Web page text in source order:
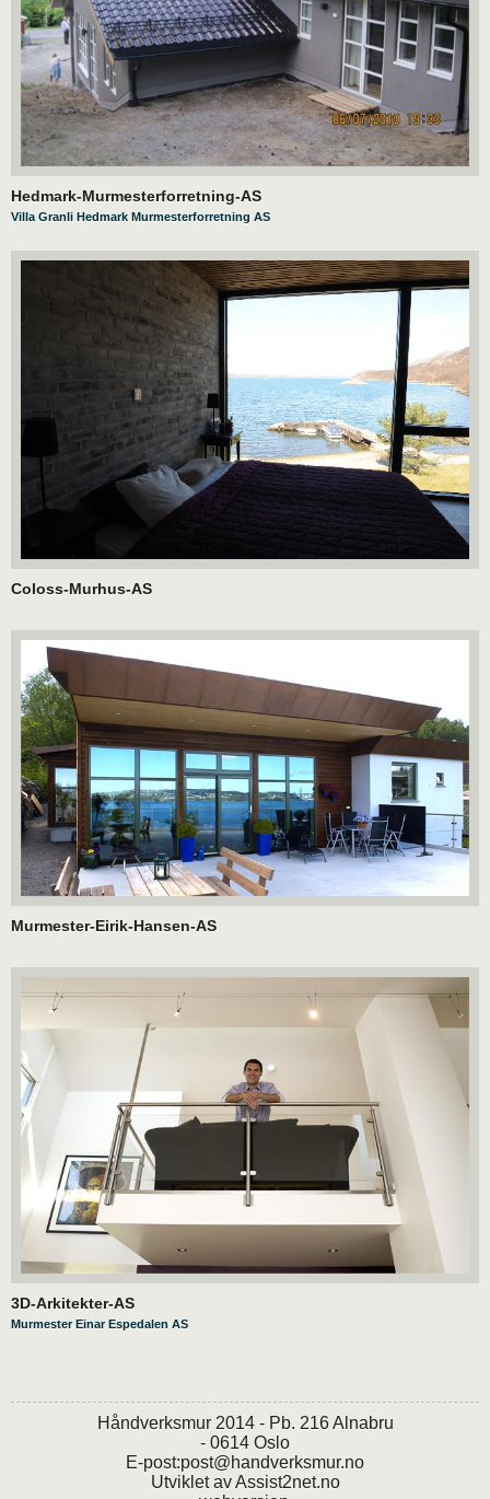
Hedmark-Murmesterforretning-AS
Villa Granli Hedmark Murmesterforretning AS
Coloss-Murhus-AS
Murmester-Eirik-Hansen-AS
3D-Arkitekter-AS
Murmester Einar Espedalen AS
Håndverksmur 2014 - Pb. 216 Alnabru
- 0614 Oslo
E-post:post@handverksmur.no
Utviklet avAssist2net.no